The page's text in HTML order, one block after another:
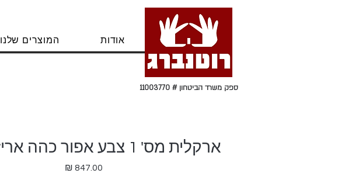
אודות המוצרים שלנו
ספק משרד הביטחון # 11003770
ארקלית מס' 1 צבע אפור כהה אריזה 12 יח'
מחיר